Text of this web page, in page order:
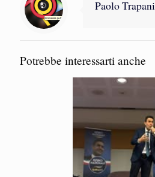
Paolo Trapani
Potrebbe interessarti anche